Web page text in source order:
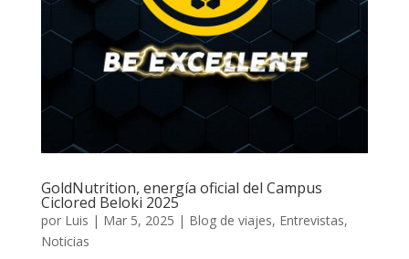
GoldNutrition, energía oficial del Campus
Ciclored Beloki 2025
por Luis | Mar 5, 2025 | Blog de viajes, Entrevistas,
Noticias